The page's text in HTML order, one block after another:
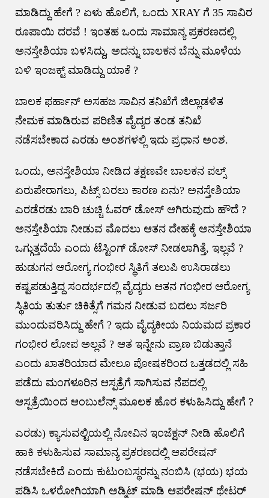
ಮಾಡಿದ್ದು ಹೇಗೆ ? ಏಳು ಹೊಲಿಗೆ, ಒಂದು XRAY ಗೆ 35 ಸಾವಿರ
ರೂಪಾಯಿ ದರವೆ ! ಇಂತಹ ಒಂದು ಸಾಮಾನ್ಯ ಪ್ರಕರಣದಲ್ಲಿ
ಅನಸ್ತೇಶಿಯಾ ಬಳಸಿದ್ದು, ಅದನ್ನು ಬಾಲಕನ ಬೆನ್ನು ಮೂಳೆಯ
ಬಳಿ ಇಂಜಕ್ಟ್ ಮಾಡಿದ್ದು ಯಾಕೆ ?
ಬಾಲಕ ಫರ್ಹಾನ್ ಅಸಹಜ ಸಾವಿನ ತನಿಖೆಗೆ ಜಿಲ್ಲಾಡಳಿತ
ನೇಮಕ ಮಾಡಿರುವ ಪರಿಣಿತ ವೈದ್ಯರ ತಂಡ ತನಿಖೆ
ನಡೆಸಬೇಕಾದ ಎರಡು ಅಂಶಗಳಲ್ಲಿ ಇದು ಪ್ರಧಾನ ಅಂಶ.
ಒಂದು, ಅನಸ್ತೇಶಿಯಾ ನೀಡಿದ ತಕ್ಷಣವೇ ಬಾಲಕನ ಪಲ್ಸ್
ಏರುಪೇರಾಗಲು, ಪಿಟ್ಸ್ ಬರಲು ಕಾರಣ ಏನು? ಅನಸ್ತೇಶಿಯಾ
ಎರಡೆರಡು ಬಾರಿ ಚುಚ್ಚಿ ಓವರ್ ಡೋಸ್ ಆಗಿರುವುದು ಹೌದೆ ?
ಅನಸ್ತೇಶಿಯಾ ನೀಡುವ ಮೊದಲು ಆತನ ದೇಹಕ್ಕೆ ಅನಸ್ತೇಶಿಯಾ
ಒಗ್ಗುತ್ತದೆಯೆ ಎಂದು ಟೆಸ್ಟಿಂಗ್ ಡೋಸ್ ನೀಡಲಾಗಿತ್ತೆ, ಇಲ್ಲವೆ ?
ಹುಡುಗನ ಆರೋಗ್ಯ ಗಂಭೀರ ಸ್ಥಿತಿಗೆ ತಲುಪಿ ಉಸಿರಾಡಲು
ಕಷ್ಟಪಡುತ್ತಿದ್ದ ಸಂದರ್ಭದಲ್ಲಿ ವೈದ್ಯರು ಆತನ ಗಂಭೀರ ಆರೋಗ್ಯ
ಸ್ಥಿತಿಯ ತುರ್ತು ಚಿಕಿತ್ಸೆಗೆ ಗಮನ ನೀಡುವ ಬದಲು ಸರ್ಜರಿ
ಮುಂದುವರಿಸಿದ್ದು ಹೇಗೆ ? ಇದು ವೈದ್ಯಕೀಯ ನಿಯಮದ ಪ್ರಕಾರ
ಗಂಭೀರ ಲೋಪ ಅಲ್ಲವೆ ? ಆತ ಇನ್ನೇನು ಪ್ರಾಣ ಬಿಡುತ್ತಾನೆ
ಎಂದು ಖಾತರಿಯಾದ ಮೇಲೂ ಪೋಷಕರಿಂದ ಒತ್ತಡದಲ್ಲಿ ಸಹಿ
ಪಡೆದು ಮಂಗಳೂರಿನ ಆಸ್ಪತ್ರೆಗೆ ಸಾಗಿಸುವ ನೆಪದಲ್ಲಿ
ಆಸ್ಪತ್ರೆಯಿಂದ ಆಂಬುಲೆನ್ಸ್ ಮೂಲಕ ಹೊರ ಕಳುಹಿಸಿದ್ದು ಹೇಗೆ ?
ಎರಡು) ಕ್ಯಾಸುವಲ್ಟಿಯಲ್ಲಿ ನೋವಿನ ಇಂಜೆಕ್ಷನ್ ನೀಡಿ ಹೊಲಿಗೆ
ಹಾಕಿ ಕಳುಹಿಸುವ ಸಾಮಾನ್ಯ ಪ್ರಕರಣದಲ್ಲಿ ಆಪರೇಷನ್
ನಡೆಸಬೇಕಿದೆ ಎಂದು ಕುಟುಂಬಸ್ಥರನ್ನು ನಂಬಿಸಿ (ಭಯ) ಭಯ
ಪಡಿಸಿ ಒಳರೋಗಿಯಾಗಿ ಅಡ್ಮಿಟ್ ಮಾಡಿ ಆಪರೇಷನ್ ಥೇಟರ್